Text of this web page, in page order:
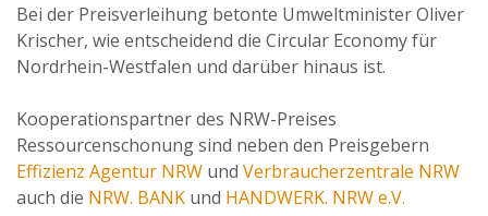
Bei der Preisverleihung betonte Umweltminister Oliver
Krischer, wie entscheidend die Circular Economy für
Nordrhein-Westfalen und darüber hinaus ist.
Kooperationspartner des NRW-Preises
Ressourcenschonung sind neben den Preisgebern
Effizienz Agentur NRW und Verbraucherzentrale NRW
auch die NRW. BANK und HANDWERK. NRW e.V.